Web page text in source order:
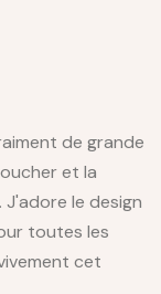
de grande
et la
le design
toutes les
cet